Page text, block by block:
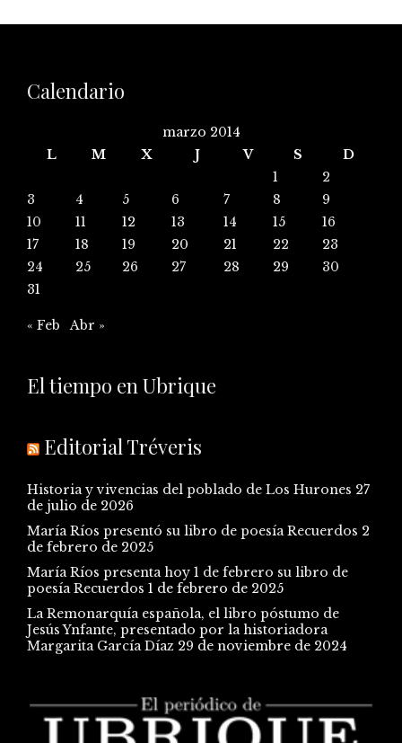
Calendario
marzo 2014
L
M X J V S
D
1
2
3
4 5 6 7 8
9
10
11 12 13 14 15
16
17
18 19 20 21 22
23
24
25 26 27 28 29
30
31
« Feb Abr »
El tiempo en Ubrique
Editorial Tréveris
Historia y vivencias del poblado de Los Hurones 27
de julio de 2026
María Ríos presentó su libro de poesía Recuerdos 2
de febrero de 2025
María Ríos presenta hoy 1 de febrero su libro de
poesía Recuerdos 1 de febrero de 2025
La Remonarquía española, el libro póstumo de
Jesús Ynfante, presentado por la historiadora
Margarita García Díaz 29 de noviembre de 2024